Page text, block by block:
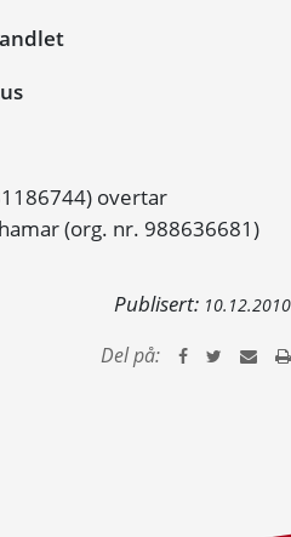
overtar
(org. nr. 988636681)
Publisert: 10.12.2010
Del på: